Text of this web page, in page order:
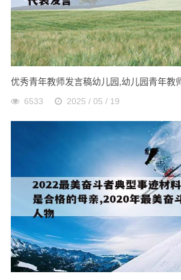
优秀青年教师发言稿幼儿园,幼儿园青年教
6533 2025 / 05 / 19